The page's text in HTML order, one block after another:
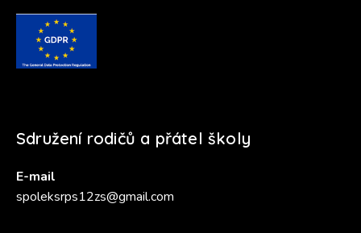
Sdružení rodičů a přátel školy
E-mail
spoleksrps12zs@gmail.com